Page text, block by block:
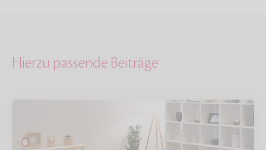
Hierzu passende Beiträge